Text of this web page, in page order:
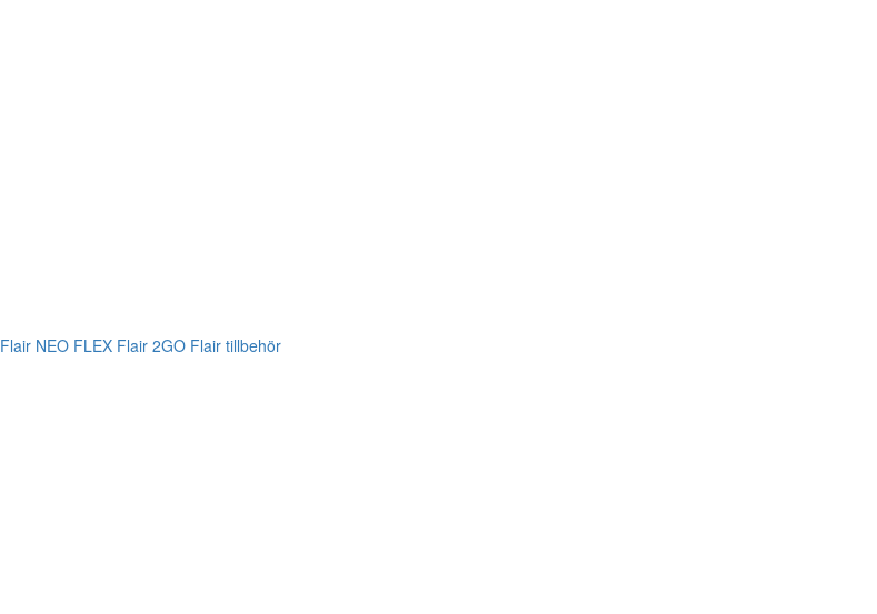
Flair NEO FLEX Flair 2GO Flair tillbehör